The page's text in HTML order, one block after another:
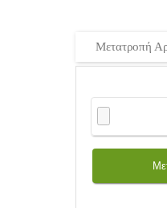
Μετατροπή